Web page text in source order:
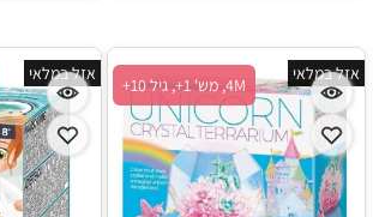
4M, מש' 1+, גיל 10+
אזל במלאי אזל במלאי